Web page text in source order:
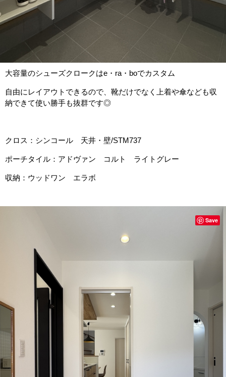
大容量のシューズクロークはe・ra・boでカスタム
自由にレイアウトできるので、靴だけでなく上着や傘なども収
納できて使い勝手も抜群です◎
クロス：シンコール 天井・壁/STM737
ポーチタイル：アドヴァン コルト ライトグレー
収納：ウッドワン エラボ
Save